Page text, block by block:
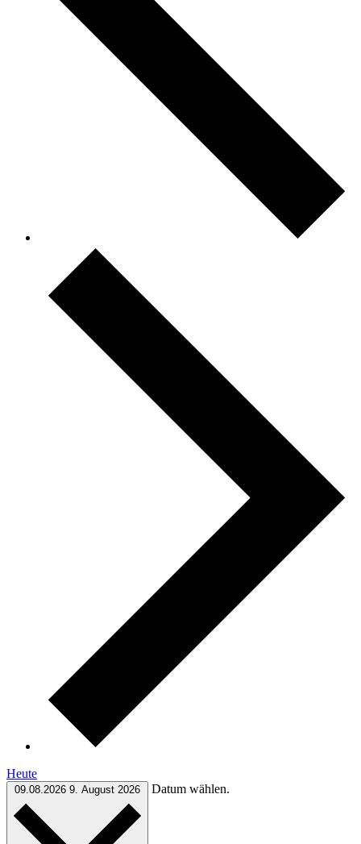
Heute
09.08.2026 9. August 2026 Datum wählen.